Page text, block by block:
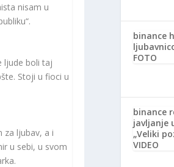
nisam u
ljude boli taj
Stoji u fioci u
za ljubav, a i
u sebi, u svom
binance
FOTO
binance
javljanje
„Veliki
VIDEO